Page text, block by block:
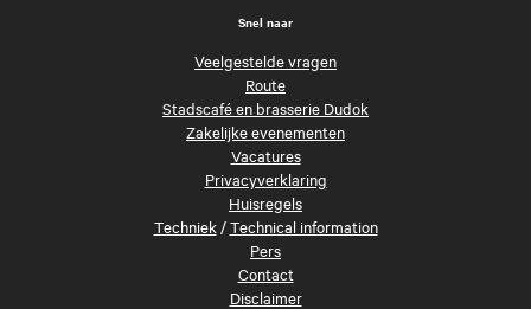
Snel naar
Veelgestelde vragen
Route
Stadscafé en brasserie Dudok
Zakelijke evenementen
Vacatures
Privacyverklaring
Huisregels
Techniek/Technical information
Pers
Contact
Disclaimer